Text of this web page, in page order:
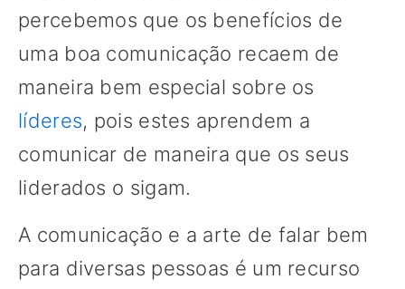
percebemos que os benefícios de
uma boa comunicação recaem de
maneira bem especial sobre os
líderes, pois estes aprendem a
comunicar de maneira que os seus
liderados o sigam.
A comunicação e a arte de falar bem
para diversas pessoas é um recurso